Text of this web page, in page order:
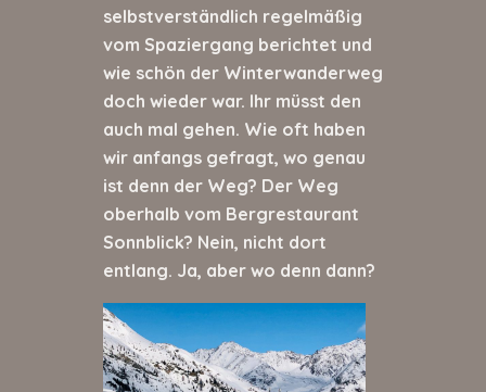
selbstverständlich regelmäßig
vom Spaziergang berichtet und
wie schön der Winterwanderweg
doch wieder war. Ihr müsst den
auch mal gehen. Wie oft haben
wir anfangs gefragt, wo genau
ist denn der Weg? Der Weg
oberhalb vom Bergrestaurant
Sonnblick? Nein, nicht dort
entlang. Ja, aber wo denn dann?